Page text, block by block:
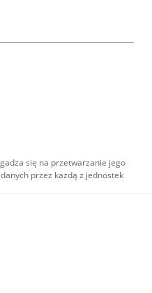
się na przetwarzanie jego
przez każdą z jednostek